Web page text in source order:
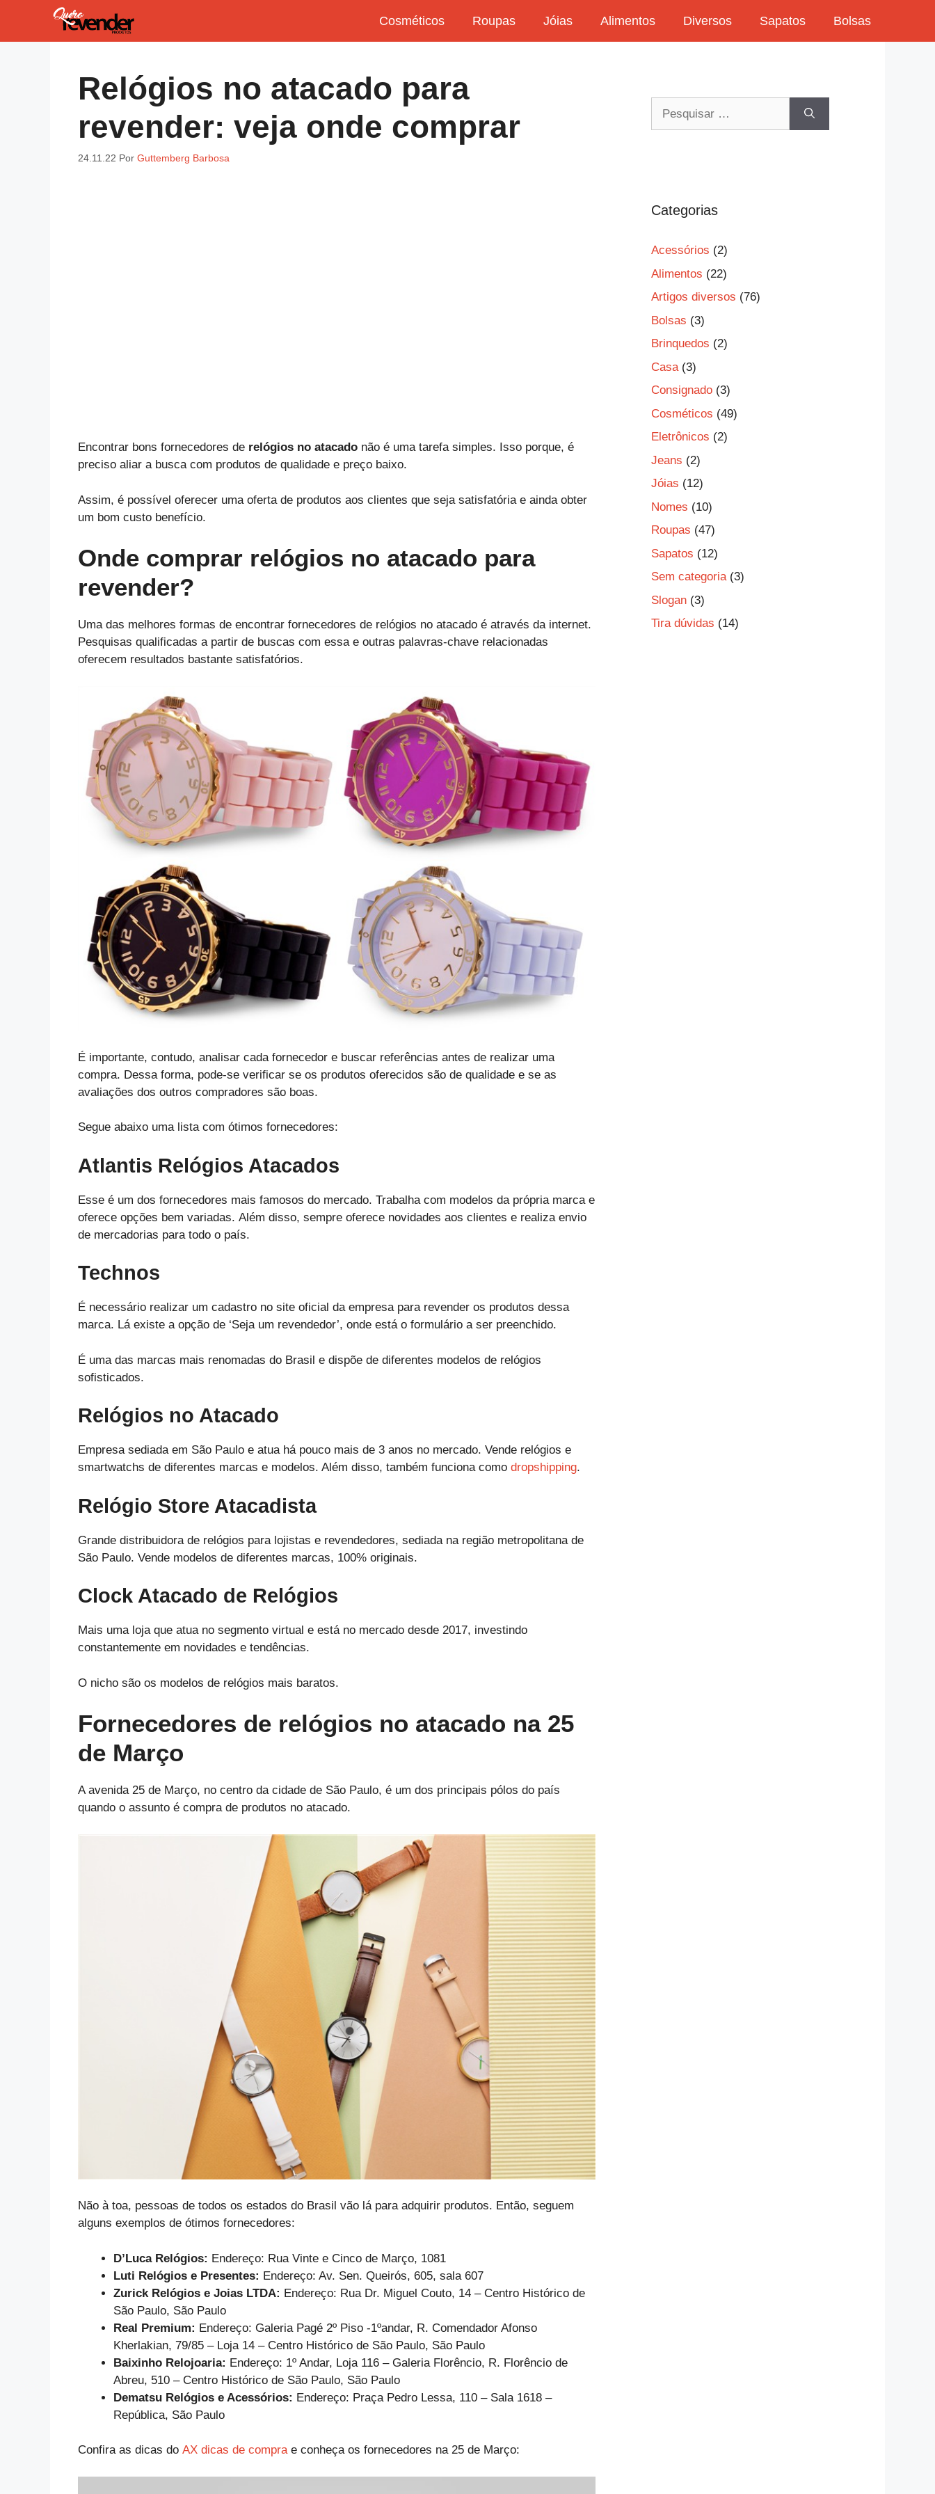
o
Cosméticos Roupas Jóias Alimentos Diversos Sapatos Bolsas
Relógios no atacado para
revender: veja onde comprar
24.11.22 Por Guttemberg Barbosa
Encontrar bons fornecedores de relógios no atacado não é uma tarefa simples. Isso porque, é
preciso aliar a busca com produtos de qualidade e preço baixo.
Assim, é possível oferecer uma oferta de produtos aos clientes que seja satisfatória e ainda obter
um bom custo benefício.
Onde comprar relógios no atacado para
revender?
Uma das melhores formas de encontrar fornecedores de relógios no atacado é através da internet.
Pesquisas qualificadas a partir de buscas com essa e outras palavras-chave relacionadas
oferecem resultados bastante satisfatórios.
É importante, contudo, analisar cada fornecedor e buscar referências antes de realizar uma
compra. Dessa forma, pode-se verificar se os produtos oferecidos são de qualidade e se as
avaliações dos outros compradores são boas.
Segue abaixo uma lista com ótimos fornecedores:
Atlantis Relógios Atacados
Esse é um dos fornecedores mais famosos do mercado. Trabalha com modelos da própria marca e
oferece opções bem variadas. Além disso, sempre oferece novidades aos clientes e realiza envio
de mercadorias para todo o país.
Technos
É necessário realizar um cadastro no site oficial da empresa para revender os produtos dessa
marca. Lá existe a opção de ‘Seja um revendedor’, onde está o formulário a ser preenchido.
É uma das marcas mais renomadas do Brasil e dispõe de diferentes modelos de relógios
sofisticados.
Relógios no Atacado
Empresa sediada em São Paulo e atua há pouco mais de 3 anos no mercado. Vende relógios e
smartwatchs de diferentes marcas e modelos. Além disso, também funciona como dropshipping.
Relógio Store Atacadista
Grande distribuidora de relógios para lojistas e revendedores, sediada na região metropolitana de
São Paulo. Vende modelos de diferentes marcas, 100% originais.
Clock Atacado de Relógios
Mais uma loja que atua no segmento virtual e está no mercado desde 2017, investindo
constantemente em novidades e tendências.
O nicho são os modelos de relógios mais baratos.
Fornecedores de relógios no atacado na 25
de Março
A avenida 25 de Março, no centro da cidade de São Paulo, é um dos principais pólos do país
quando o assunto é compra de produtos no atacado.
Não à toa, pessoas de todos os estados do Brasil vão lá para adquirir produtos. Então, seguem
alguns exemplos de ótimos fornecedores:
D’Luca Relógios: Endereço: Rua Vinte e Cinco de Março, 1081
Luti Relógios e Presentes: Endereço: Av. Sen. Queirós, 605, sala 607
Zurick Relógios e Joias LTDA: Endereço: Rua Dr. Miguel Couto, 14 – Centro Histórico de
São Paulo, São Paulo
Real Premium: Endereço: Galeria Pagé 2º Piso -1ºandar, R. Comendador Afonso
Kherlakian, 79/85 – Loja 14 – Centro Histórico de São Paulo, São Paulo
Baixinho Relojoaria: Endereço: 1º Andar, Loja 116 – Galeria Florêncio, R. Florêncio de
Abreu, 510 – Centro Histórico de São Paulo, São Paulo
Dematsu Relógios e Acessórios: Endereço: Praça Pedro Lessa, 110 – Sala 1618 –
República, São Paulo
Confira as dicas do AX dicas de comprae conheça os fornecedores na 25 de Março:
Categorias
Acessórios (2)
Alimentos (22)
Artigos diversos (76)
Bolsas (3)
Brinquedos (2)
Casa (3)
Consignado (3)
Cosméticos (49)
Eletrônicos (2)
Jeans (2)
Jóias (12)
Nomes (10)
Roupas (47)
Sapatos (12)
Sem categoria(3)
Slogan (3)
Tira dúvidas (14)